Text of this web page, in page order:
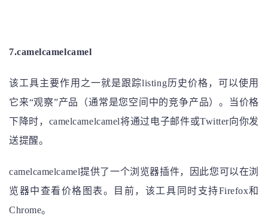
7.camelcamelcamel
该工具主要作用之一就是跟踪listing历史价格，可以使用
它来“观察”产品（通常是您空间中的竞争产品）。当价格
下降时，camelcamelcamel将通过电子邮件或Twitter向你发
送提醒。
camelcamelcamel提供了一个浏览器插件，因此您可以在浏
览器中查看价格图表。目前，该工具同时支持Firefox和
Chrome。